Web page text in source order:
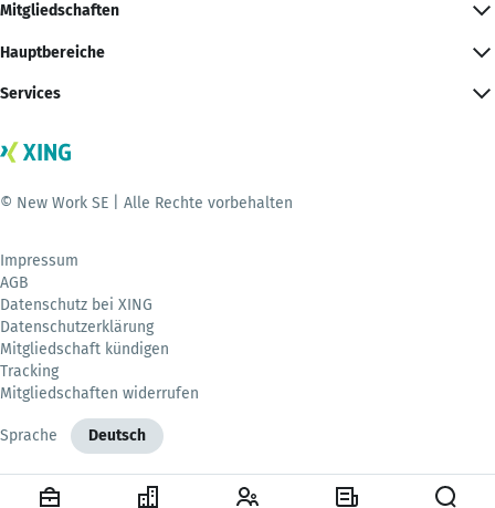
Mitgliedschaften
Hauptbereiche
Services
© New Work SE | Alle Rechte vorbehalten
Impressum
AGB
Datenschutz bei XING
Datenschutzerklärung
Mitgliedschaft kündigen
Tracking
Mitgliedschaften widerrufen
Sprache Deutsch